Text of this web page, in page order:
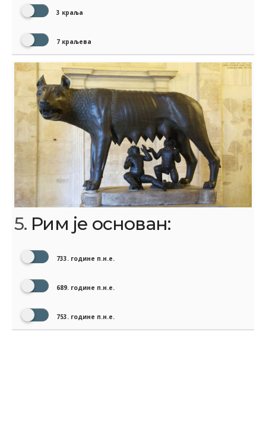
3 краља
7 краљева
5. Рим је основан:
733. године п.н.е.
689. године п.н.е.
753. године п.н.е.